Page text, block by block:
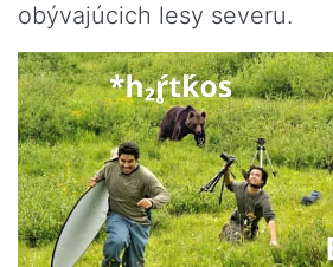
obývajúcich lesy severu.